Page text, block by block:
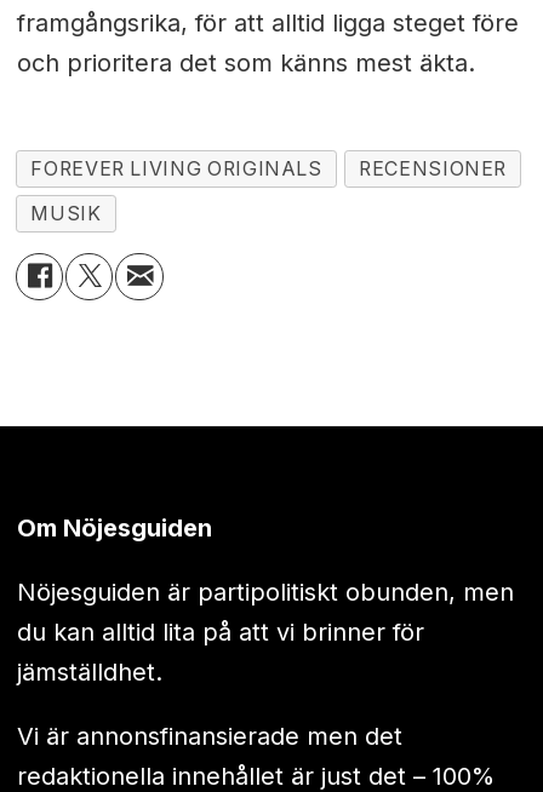
framgångsrika, för att alltid ligga steget före
och prioritera det som känns mest äkta.
FOREVER LIVING ORIGINALS
RECENSIONER
MUSIK
Om Nöjesguiden
Nöjesguiden är partipolitiskt obunden, men
du kan alltid lita på att vi brinner för
jämställdhet.
Vi är annonsfinansierade men det
redaktionella innehållet är just det – 100%